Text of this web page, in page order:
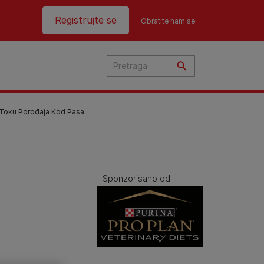
Registrujte se Obratite nam se
Porođaja Kod Pasa
Sponzorisano od